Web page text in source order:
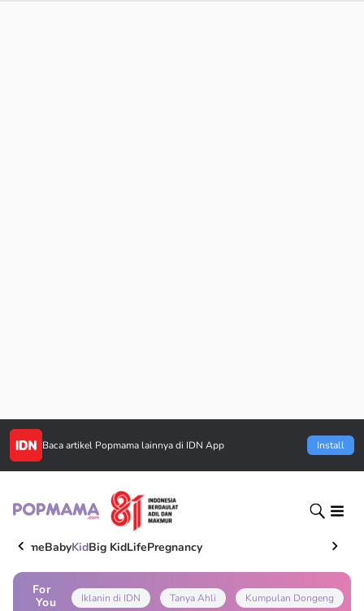
Baca artikel Popmama lainnya di IDN App Install
HomeBabyKidBig KidLifePregnancy
For
You
Iklanin di IDN Tanya Ahli Kumpulan Dongeng